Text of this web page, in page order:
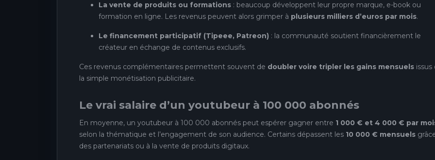
La vente de produits ou formations : beaucoup développent leur propre marque, e-book ou
formation en ligne. Les revenus peuvent alors grimper à plusieurs milliers d’euros par mois.
Le financement participatif (Tipeee, Patreon) : la communauté soutient financièrement le
créateur en échange de contenus exclusifs.
Ces revenus complémentaires permettent souvent de doubler voire tripler les gains mensuels issus
la simple monétisation publicitaire.
Le vrai salaire d’un youtubeur à 100 000 abonnés
En moyenne, un youtubeur à 100 000 abonnés peut espérer gagner entre 1 000 € et 4 000 € par
selon la thématique et l’engagement de son audience. Certains dépassent les 10 000 € mensuels
des partenariats ou à la vente de produits digitaux.